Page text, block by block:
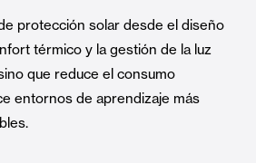
protección solar desde el diseño
térmico y la gestión de la luz
que reduce el consumo
entornos de aprendizaje más